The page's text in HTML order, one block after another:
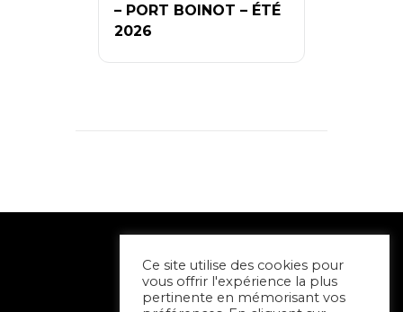
– PORT BOINOT – ÉTÉ
2026
Ce site utilise des cookies pour
vous offrir l'expérience la plus
pertinente en mémorisant vos